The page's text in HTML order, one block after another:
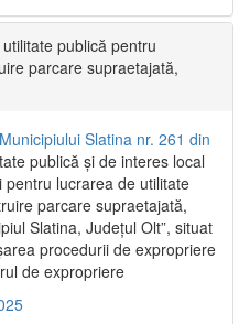
publică pentru
parcare supraetajată,
Slatina nr. 261 din
publică și de interes local
lucrarea de utilitate
parcare supraetajată,
Slatina, Județul Olt”, situat
procedurii de expropriere
de expropriere